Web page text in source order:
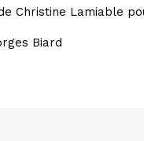
Christine Lamiable
Biard